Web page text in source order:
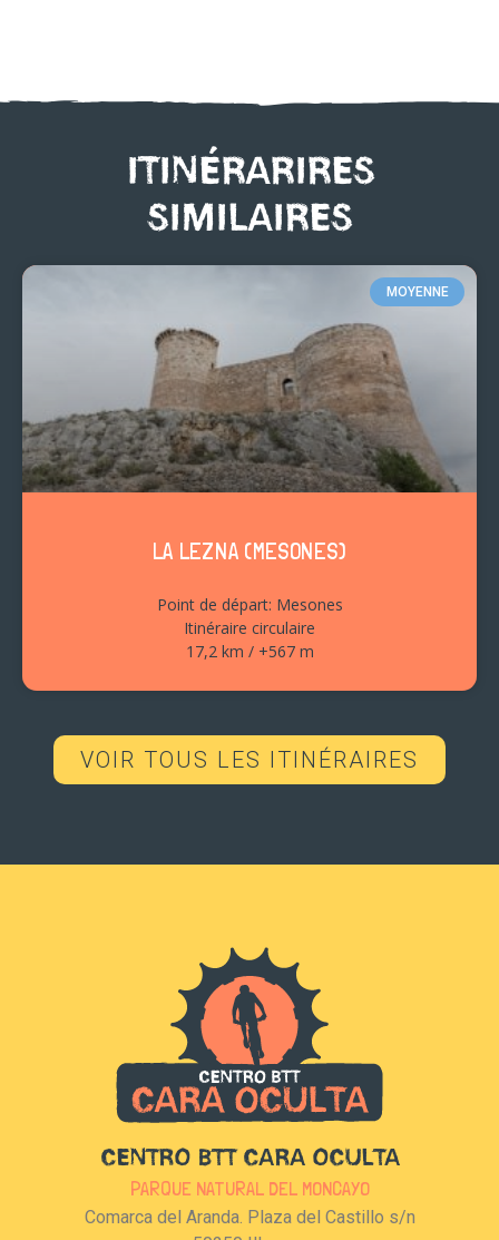
ITINÉRARIRES
SIMILAIRES
MOYENNE
LA LEZNA (MESONES)
Point de départ: Mesones
Itinéraire circulaire
17,2 km / +567 m
VOIR TOUS LES ITINÉRAIRES
CENTRO BTT CARA OCULTA
PARQUE NATURAL DEL MONCAYO
Comarca del Aranda. Plaza del Castillo s/n